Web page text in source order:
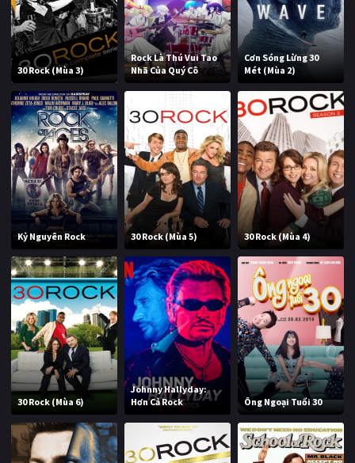
30 Rock (Mùa 3)
Rock Là Thú Vui Tao
Nhã Của Quý Cô
Cơn Sóng Lừng 30
Mét (Mùa 2)
Kỷ Nguyên Rock 30 Rock (Mùa 5) 30 Rock (Mùa 4)
30 Rock (Mùa 6)
Johnny Hallyday:
Hơn Cả Rock
Ông Ngoại Tuổi 30